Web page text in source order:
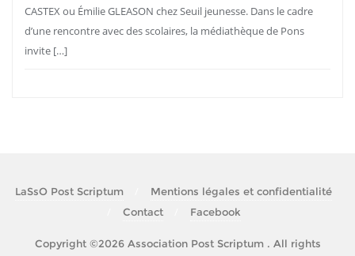
CASTEX ou Émilie GLEASON chez Seuil jeunesse. Dans le cadre
d’une rencontre avec des scolaires, la médiathèque de Pons
invite […]
LaSsO Post Scriptum
Mentions légales et confidentialité
Contact
Facebook
Copyright ©2026 Association Post Scriptum . All rights